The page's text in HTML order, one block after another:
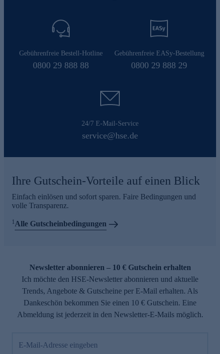
Gebührenfreie Bestell-Hotline
0800 29 888 88
Gebührenfreie EASy-Bestellung
0800 29 888 29
24/7 E-Mail-Service
service@hse.de
Ihre Gutschein-Vorteile auf einen Blick
Einfach einlösen und sofort sparen. Faire Bedingungen und
volle Transparenz.
1Alle Gutscheinbedingungen
Newsletter abonnieren – 10 € Gutschein erhalten
Ich möchte den HSE-Newsletter abonnieren und aktuelle
Trends, Angebote & Gutscheine per E-Mail erhalten. Als
Dankeschön bekommen Sie einen 10 € Gutschein. Eine
Abmeldung ist jederzeit in den Newsletter-E-Mails möglich.
E-Mail-Adresse eingeben